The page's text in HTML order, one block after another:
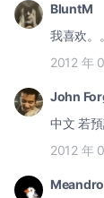
BluntM
我喜欢。
2012 年
John
2012 年
Meandro